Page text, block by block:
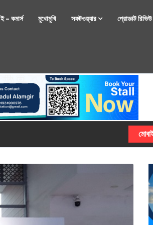
ই – কমার্স মুখোমুখি সফটওয়্যার প্রোডাক্ট রিভিউ